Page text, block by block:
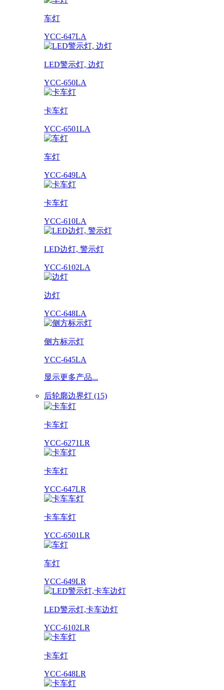
车灯
YCC-647LA
LED警示灯, 边灯
YCC-650LA
卡车灯
YCC-6501LA
车灯
YCC-649LA
卡车灯
YCC-610LA
LED边灯, 警示灯
YCC-6102LA
边灯
YCC-648LA
侧方标示灯
YCC-645LA
显示更多产品...
后轮廓边界灯 (15)
卡车灯
YCC-6271LR
卡车灯
YCC-647LR
卡车车灯
YCC-6501LR
车灯
YCC-649LR
LED警示灯,卡车边灯
YCC-6102LR
卡车灯
YCC-648LR